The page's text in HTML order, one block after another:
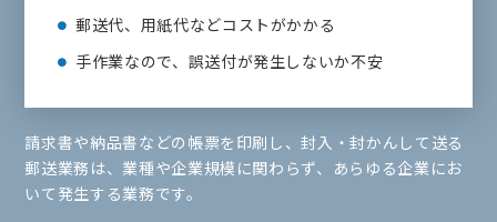
郵送代、用紙代などコストがかかる
手作業なので、誤送付が発生しないか不安
請求書や納品書などの帳票を印刷し、封入・封かんして送る
郵送業務は、業種や企業規模に関わらず、あらゆる企業にお
いて発生する業務です。